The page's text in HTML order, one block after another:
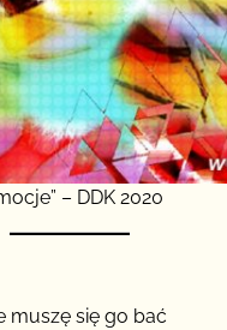
– DDK 2020
muszę się go bać